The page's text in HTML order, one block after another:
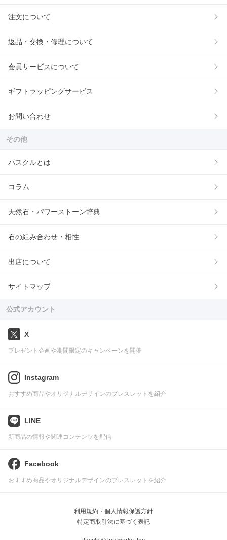
注文について
返品・交換・修理について
会員サービスについて
ギフトラッピングサービス
お問い合わせ
その他
パスクルとは
コラム
天然石・パワーストーン辞典
石の組み合わせ・相性
出店について
サイトマップ
公式アカウント
X
プレゼント企画や期間限定のキャンペーンを開催
Instagram
おすすめ商品やオリジナルデザインのブレスレットを紹介
LINE
新商品の情報や関連コンテンツを配信
Facebook
おすすめ商品やオリジナルデザインのブレスレットを紹介
利用規約・個人情報保護方針
特定商取引法に基づく表記